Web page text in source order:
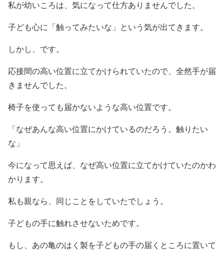
私が幼いころは、気になって仕方ありませんでした。
子ども心に「触ってみたいな」という気が出てきます。
しかし、です。
応接間の高い位置に立てかけられていたので、全然手が届
きませんでした。
椅子を使っても届かないような高い位置です。
「なぜあんな高い位置にかけているのだろう。触りたい
な」
今になって思えば、なぜ高い位置に立てかけていたのかわ
かります。
私も親なら、同じことをしていたでしょう。
子どもの手に触れさせないためです。
もし、あの亀のはく製を子どもの手の届くところに置いて